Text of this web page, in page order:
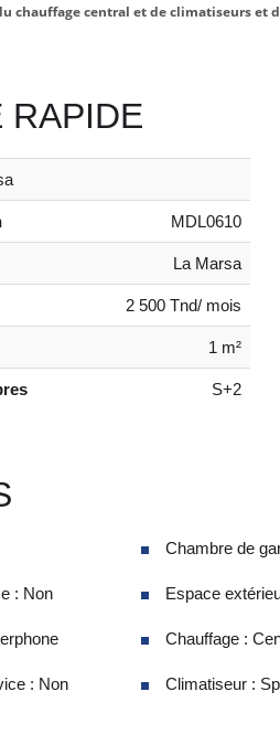
chauffage central et de climatiseurs et
RAPIDE
MDL0610
La Marsa
2 500 Tnd/ mois
1 m²
S+2
: Non
: Non
Chambre de
Espace
Chauffage :
Climatiseur :